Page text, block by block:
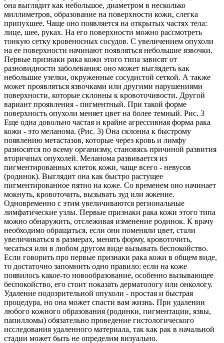
она выглядит как небольшое, диаметром в несколько
миллиметров, образование на поверхности кожи, слегка
припухшее. Чаще оно появляется на открытых частях тела:
лице, шее, руках. На его поверхности можно рассмотреть
тонкую сетку кровеносных сосудов. С увеличением опухоли
на ее поверхности начинают появляться небольшие язвочки.
Первые признаки рака кожи этого типа зависят от
разновидности заболевания: оно может выглядеть как
небольшие узелки, окруженные сосудистой сеткой. А также
может проявляться язвочками или другими нарушениями
поверхности, которые склонны к кровоточивости. Другой
вариант проявления - пигментный. При такой форме
поверхность опухоли меняет цвет на более темный. Рис. 3
Еще одна довольно частая и крайне агрессивная форма рака
кожи - это меланома. (Рис. 3) Она склонна к быстрому
появлению метастазов, которые через кровь и лимфу
разносятся по всему организму, становясь причиной развития
вторичных опухолей. Меланома развивается из
пигментированных клеток кожи, чаще всего - невусов
(родинок). Выглядит она как быстро растущее
пигментированное пятно на коже. Со временем оно начинает
мокнуть, кровоточить, вызывать зуд или жжение.
Одновременно с этим увеличиваются региональные
лимфатические узлы. Первые признаки рака кожи этого типа
можно обнаружить, отслеживая изменение родинок. К врачу
необходимо обращаться, если они поменяли цвет, стали
увеличиваться в размерах, менять форму, кровоточить,
чесаться или в любом другом виде вызывать беспокойство.
Если говорить про первые признаки рака кожи в общем виде,
то достаточно запомнить одно правило: если на коже
появилось какое-то новообразование, особенно вызывающее
беспокойство, его стоит показать дерматологу или онкологу.
Удаление подозрительной опухоли - простая и быстрая
процедура, но она может спасти вам жизнь. При удалении
любого кожного образования (родинки, пигментации, язвы,
папилломы) обязательно проведение гистологического
исследования удаленного материала, так как рак в начальной
стадии может быть не определим визуально.